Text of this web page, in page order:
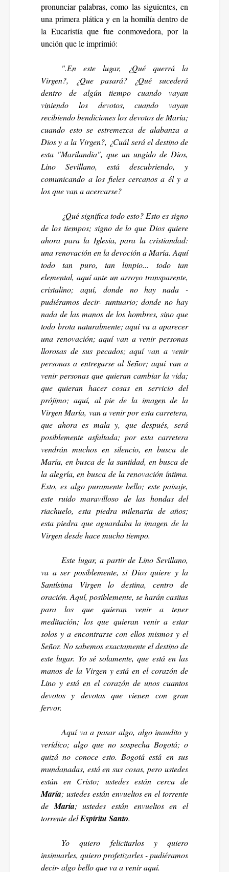
pronunciar palabras, como las siguientes, en
una primera plática y en la homilía dentro de
la Eucaristía que fue conmovedora, por la
unción que le imprimió:
".En este lugar, ¿Qué querrá la
Virgen?, ¿Que pasará? ¿Qué sucederá
dentro de algún tiempo cuando vayan
viniendo los devotos, cuando vayan
recibiendo bendiciones los devotos de María;
cuando esto se estremezca de alabanza a
Dios y a la Virgen?, ¿Cuál será el destino de
esta "Marilandia", que un ungido de Dios,
Lino Sevillano, está descubriendo, y
comunicando a los fieles cercanos a él y a
los que van a acercarse?
¿Qué significa todo esto? Esto es signo
de los tiempos; signo de lo que Dios quiere
ahora para la Iglesia, para la cristiandad:
una renovación en la devoción a María. Aquí
todo tan puro, tan limpio... todo tan
elemental, aquí ante un arroyo transparente,
cristalino; aquí, donde no hay nada -
pudiéramos decir- suntuario; donde no hay
nada de las manos de los hombres, sino que
todo brota naturalmente; aquí va a aparecer
una renovación; aquí van a venir personas
llorosas de sus pecados; aquí van a venir
personas a entregarse al Señor; aquí van a
venir personas que quieran cambiar la vida;
que quieran hacer cosas en servicio del
prójimo; aquí, al pie de la imagen de la
Virgen María, van a venir por esta carretera,
que ahora es mala y, que después, será
posiblemente asfaltada; por esta carretera
vendrán muchos en silencio, en busca de
María, en busca de la santidad, en busca de
la alegría, en busca de la renovación íntima.
Esto, es algo puramente bello; este paisaje,
este ruido maravilloso de las hondas del
riachuelo, esta piedra milenaria de años;
esta piedra que aguardaba la imagen de la
Virgen desde hace mucho tiempo.
Este lugar, a partir de Lino Sevillano,
va a ser posiblemente, si Dios quiere y la
Santísima Virgen lo destina, centro de
oración. Aquí, posiblemente, se harán casitas
para los que quieran venir a tener
meditación; los que quieran venir a estar
solos y a encontrarse con ellos mismos y el
Señor. No sabemos exactamente el destino de
este lugar. Yo sé solamente, que está en las
manos de la Virgen y está en el corazón de
Lino y está en el corazón de unos cuantos
devotos y devotas que vienen con gran
fervor.
Aquí va a pasar algo, algo inaudito y
verídico; algo que no sospecha Bogotá; o
quizá no conoce esto. Bogotá está en sus
mundanadas, está en sus cosas, pero ustedes
están en Cristo; ustedes están cerca de
María; ustedes están envueltos en el torrente
de María; ustedes están envueltos en el
torrente delEspíritu Santo.
Yo quiero felicitarlos y quiero
insinuarles, quiero profetizarles - pudiéramos
decir- algo bello que va a venir aquí.